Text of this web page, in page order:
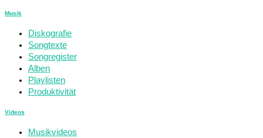
Musik
Diskografie
Songtexte
Songregister
Alben
Playlisten
Produktivität
Videos
Musikvideos